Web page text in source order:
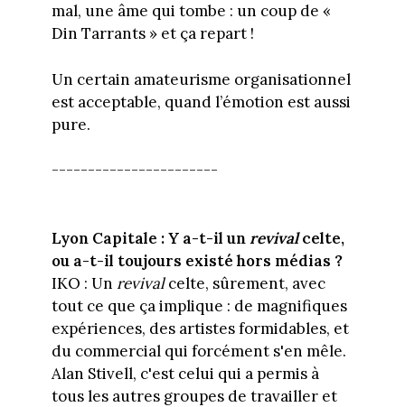
mal, une âme qui tombe : un coup de «
Din Tarrants » et ça repart !
Un certain amateurisme organisationnel
est acceptable, quand l’émotion est aussi
pure.
-----------------------
Lyon Capitale : Y a-t-il unrevivalcelte,
ou a-t-il toujours existé hors médias ?
IKO : Un revivalcelte, sûrement, avec
tout ce que ça implique : de magnifiques
expériences, des artistes formidables, et
du commercial qui forcément s'en mêle.
Alan Stivell, c'est celui qui a permis à
tous les autres groupes de travailler et